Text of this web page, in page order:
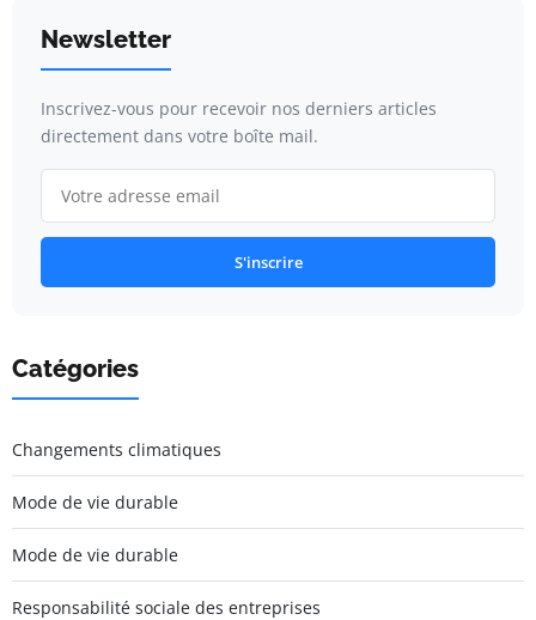
Newsletter
Inscrivez-vous pour recevoir nos derniers articles
directement dans votre boîte mail.
S'inscrire
Catégories
Changements climatiques
Mode de vie durable
Mode de vie durable
Responsabilité sociale des entreprises